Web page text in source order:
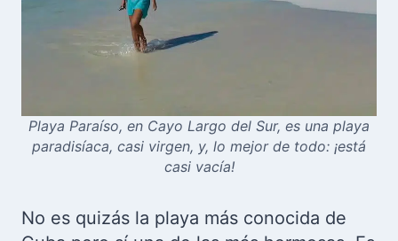
Playa Paraíso, en Cayo Largo del Sur, es una playa
paradisíaca, casi virgen, y, lo mejor de todo: ¡está
casi vacía!
No es quizás la playa más conocida de